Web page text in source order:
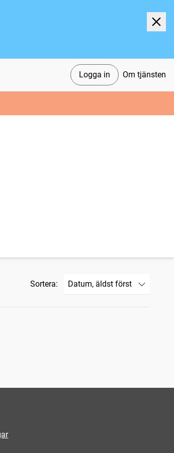
Logga in Om tjänsten
Sortera: